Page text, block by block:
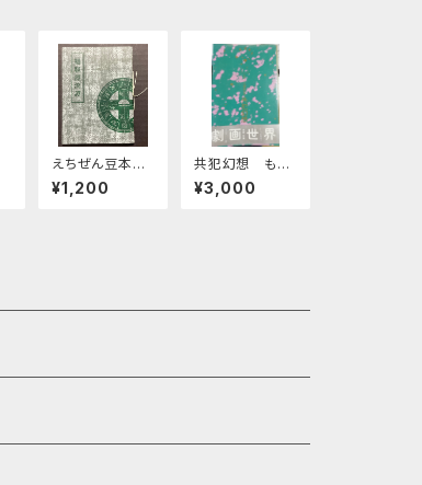
えちぜん豆本第1
6号 韃靼漂流
譚
¥1,200
共犯幻想 もう
一つの劇画世
界 上・中・下巻
¥3,000